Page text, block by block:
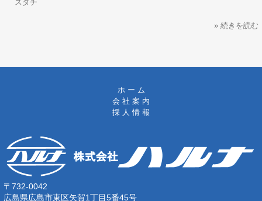
スダチ
» 続きを読む
ホ ー ム
会 社 案 内
採 人 情 報
〒732-0042
広島県広島市東区矢賀1丁目5番45号